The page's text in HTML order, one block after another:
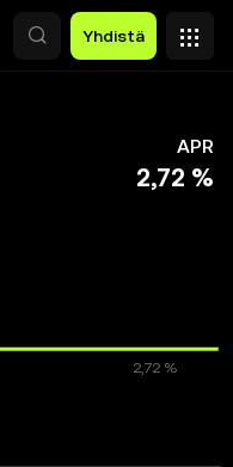
Yhdistä
APR
2,72 %